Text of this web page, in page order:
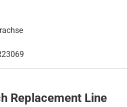
Replacement Line